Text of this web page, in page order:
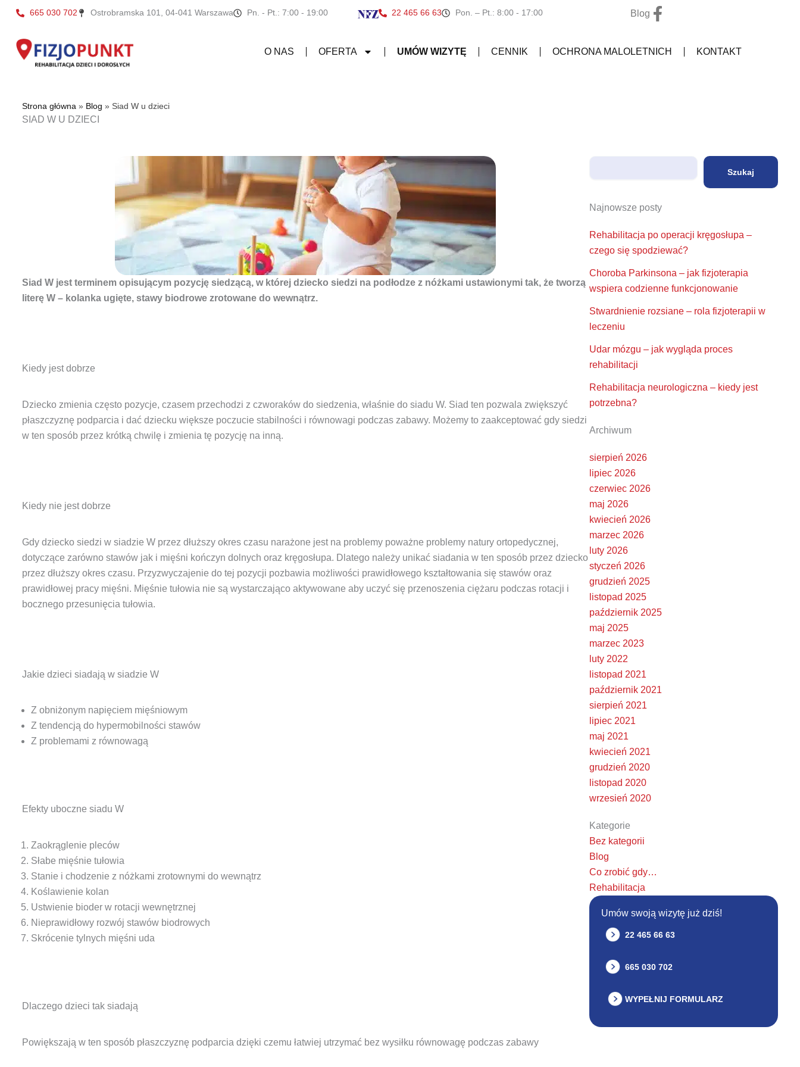
Przejdź
treści
665 030 702 Ostrobramska 101, 04-041 Warszawa Pn. - Pt.: 7:00 - 19:00 22 465 66 63 Pon. – Pt.: 8:00 - 17:00 Blog
F
c
e
f
O NAS OFERTA UMÓW WIZYTĘ CENNIK OCHRONA MALOLETNICH KONTAKT
Strona główna » Blog » Siad W u dzieci
SIAD W U DZIECI
Siad W jest terminem opisującym pozycję siedzącą, w której dziecko siedzi na podłodze z nóżkami ustawionymi tak, że tworzą
literę W – kolanka ugięte, stawy biodrowe zrotowane do wewnątrz.
Kiedy jest dobrze
Dziecko zmienia często pozycje, czasem przechodzi z czworaków do siedzenia, właśnie do siadu W. Siad ten pozwala zwiększyć
płaszczyznę podparcia i dać dziecku większe poczucie stabilności i równowagi podczas zabawy. Możemy to zaakceptować gdy siedzi
w ten sposób przez krótką chwilę i zmienia tę pozycję na inną.
Kiedy nie jest dobrze
Gdy dziecko siedzi w siadzie W przez dłuższy okres czasu narażone jest na problemy poważne problemy natury ortopedycznej,
dotyczące zarówno stawów jak i mięśni kończyn dolnych oraz kręgosłupa. Dlatego należy unikać siadania w ten sposób przez dziecko
przez dłuższy okres czasu. Przyzwyczajenie do tej pozycji pozbawia możliwości prawidłowego kształtowania się stawów oraz
prawidłowej pracy mięśni. Mięśnie tułowia nie są wystarczająco aktywowane aby uczyć się przenoszenia ciężaru podczas rotacji i
bocznego przesunięcia tułowia.
Jakie dzieci siadają w siadzie W
Z obniżonym napięciem mięśniowym
Z tendencją do hypermobilności stawów
Z problemami z równowagą
Efekty uboczne siadu W
Zaokrąglenie pleców
Słabe mięśnie tułowia
Stanie i chodzenie z nóżkami zrotownymi do wewnątrz
Koślawienie kolan
Ustwienie bioder w rotacji wewnętrznej
Nieprawidłowy rozwój stawów biodrowych
Skrócenie tylnych mięśni uda
Dlaczego dzieci tak siadają
Powiększają w ten sposób płaszczyznę podparcia dzięki czemu łatwiej utrzymać bez wysiłku równowagę podczas zabawy
Szukaj
Szukaj
Najnowsze posty
Rehabilitacja po operacji kręgosłupa –
czego się spodziewać?
Choroba Parkinsona – jak fizjoterapia
wspiera codzienne funkcjonowanie
Stwardnienie rozsiane – rola fizjoterapii w
leczeniu
Udar mózgu – jak wygląda proces
rehabilitacji
Rehabilitacja neurologiczna – kiedy jest
potrzebna?
Archiwum
sierpień 2026
lipiec 2026
czerwiec 2026
maj 2026
kwiecień 2026
marzec 2026
luty 2026
styczeń 2026
grudzień 2025
listopad 2025
październik 2025
maj 2025
marzec 2023
luty 2022
listopad 2021
październik 2021
sierpień 2021
lipiec 2021
maj 2021
kwiecień 2021
grudzień 2020
listopad 2020
wrzesień 2020
Kategorie
Bez kategorii
Blog
Co zrobić gdy…
Rehabilitacja
Umów swoją wizytę już dziś!
22 465 66 63
665 030 702
WYPEŁNIJ FORMULARZ